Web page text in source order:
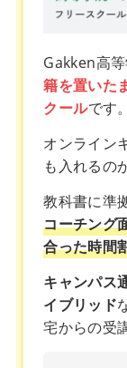
Gakken高等
籍を置いた
クールです。
オンライン
も入れるの
教科書に準
コーチング
合った時間
キャンパス
イブリッド
宅からの受